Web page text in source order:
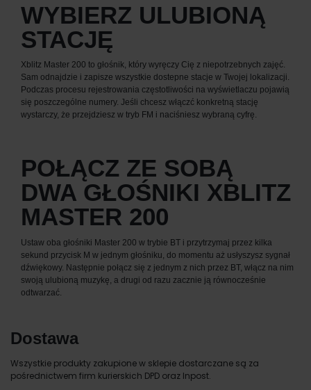
WYBIERZ ULUBIONĄ
STACJĘ
Xblitz Master 200 to głośnik, który wyręczy Cię z niepotrzebnych zajęć.
Sam odnajdzie i zapisze wszystkie dostepne stacje w Twojej lokalizacji.
Podczas procesu rejestrowania częstotliwości na wyświetlaczu pojawią
się poszczególne numery. Jeśli chcesz włączć konkretną stację
wystarczy, że przejdziesz w tryb FM i naciśniesz wybraną cyfrę.
POŁĄCZ ZE SOBĄ
DWA GŁOŚNIKI XBLITZ
MASTER 200
Ustaw oba głośniki Master 200 w trybie BT i przytrzymaj przez kilka
sekund przycisk M w jednym głośniku, do momentu aż usłyszysz sygnał
dźwiękowy. Następnie połącz się z jednym z nich przez BT, włącz na nim
swoją ulubioną muzykę, a drugi od razu zacznie ją równocześnie
odtwarzać.
Dostawa
Wszystkie produkty zakupione w sklepie dostarczane są za
pośrednictwem firm kurierskich DPD oraz Inpost.